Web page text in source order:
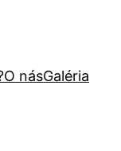
O násGaléria